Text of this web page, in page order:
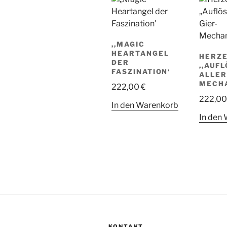
,,MAGIC
HEARTANGEL
DER
FASZINATION‘
222,00€
In den Warenkorb
In den